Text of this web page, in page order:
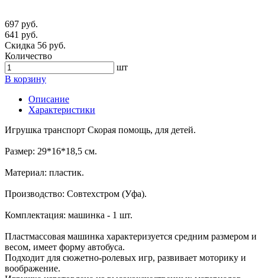
697 руб.
641 руб.
Скидка 56 руб.
Количество
шт
В корзину
Описание
Характеристики
Игрушка транспорт Скорая помощь, для детей.
Размер: 29*16*18,5 см.
Материал: пластик.
Производство: Совтехстром (Уфа).
Комплектация: машинка - 1 шт.
Пластмассовая машинка характеризуется средним размером и
весом, имеет форму автобуса.
Подходит для сюжетно-ролевых игр, развивает моторику и
воображение.